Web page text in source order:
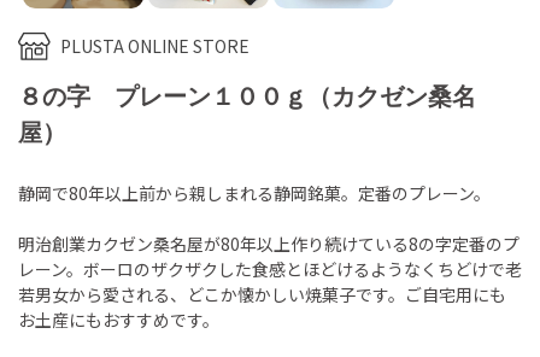
PLUSTA ONLINE STORE
８の字 プレーン１００ｇ（カクゼン桑名
屋）
静岡で80年以上前から親しまれる静岡銘菓。定番のプレーン。
明治創業カクゼン桑名屋が80年以上作り続けている8の字定番のプ
レーン。ボーロのザクザクした食感とほどけるようなくちどけで老
若男女から愛される、どこか懐かしい焼菓子です。ご自宅用にも
お土産にもおすすめです。